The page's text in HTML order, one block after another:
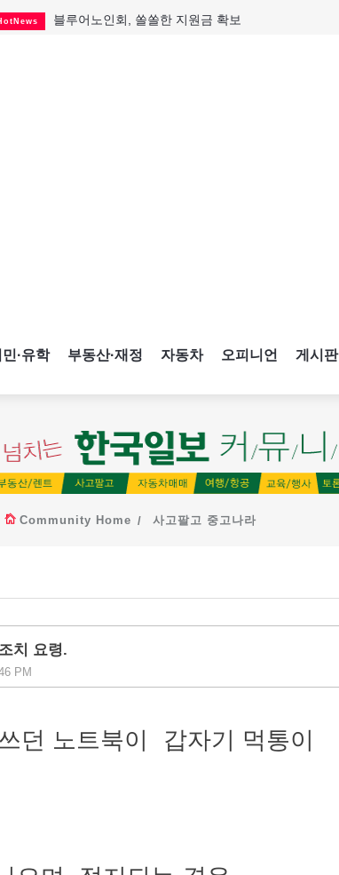
블루어노인회, 쏠쏠한 지원금 확보
민·유학 부동산·재정 자동차 오피니언 게시판
Community Home 사고팔고 중고나라
치 요령.
PM
쓰던 노트북이 갑자기
먹통이